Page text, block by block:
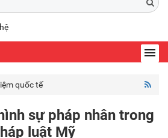
quốc tế
sự pháp nhân trong
luật Mỹ